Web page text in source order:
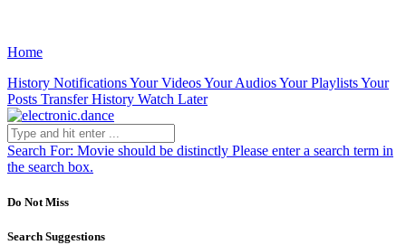
Home
History NotificationsYour VideosYour AudiosYour PlaylistsYour
Posts Transfer History Watch Later
Search For: Movie should be distinctly Please enter a search term in
the search box.
Do Not Miss
Search Suggestions